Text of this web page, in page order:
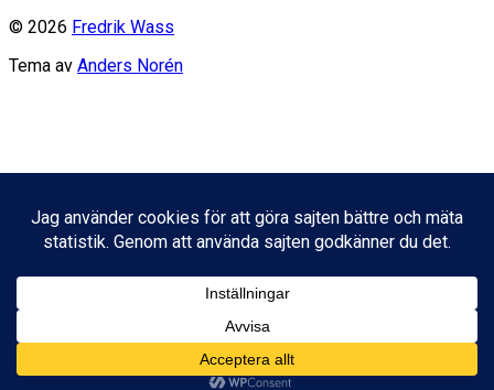
© 2026 Fredrik Wass
Tema av Anders Norén